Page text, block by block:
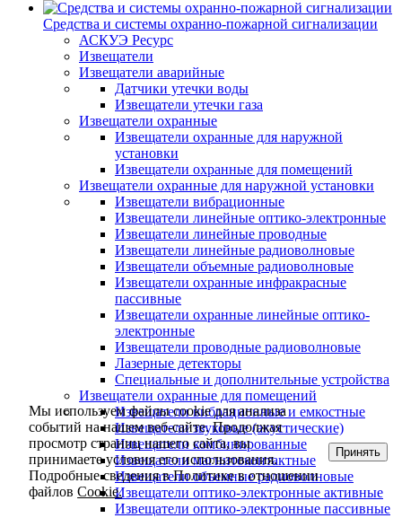
Средства и системы охранно-пожарной сигнализации
АСКУЭ Ресурс
Извещатели
Извещатели аварийные
Датчики утечки воды
Извещатели утечки газа
Извещатели охранные
Извещатели охранные для наружной
установки
Извещатели охранные для помещений
Извещатели охранные для наружной установки
Извещатели вибрационные
Извещатели линейные оптико-электронные
Извещатели линейные проводные
Извещатели линейные радиоволновые
Извещатели объемные радиоволновые
Извещатели охранные инфракрасные
пассивные
Извещатели охранные линейные оптико-
электронные
Извещатели проводные радиоволновые
Лазерные детекторы
Специальные и дополнительные устройства
Извещатели охранные для помещений
Извещатели вибрационные и емкостные
Извещатели звуковые (акустические)
Извещатели комбинированные
Извещатели магнитоконтактные
Извещатели объемные радиоволновые
Извещатели оптико-электронные активные
Извещатели оптико-электронные пассивные
Мы используем файлы cookie для анализа
событий на нашем веб-сайте. Продолжая
просмотр страниц нашего сайта, вы
принимаете условия его использования.
Подробные сведения в Политике в отношении
файловCookie.
Принять